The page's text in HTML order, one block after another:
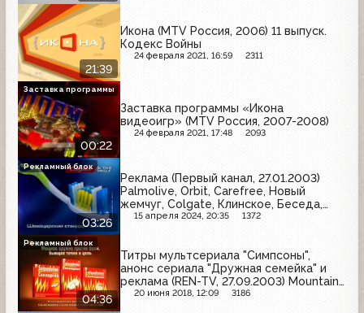
21:39
Икона (MTV Россия, 2006) 11 выпуск.
Кодекс Войны
24 февраля 2021, 16:59 2311
00:22
Заставка программы «Икона
видеоигр» (MTV Россия, 2007-2008)
24 февраля 2021, 17:48 2093
Заставка программы
03:26
Реклама (Первый канал, 27.01.2003)
Palmolive, Orbit, Carefree, Новый
жемчуг, Colgate, Клинское, Беседа,
Campina, Lady Speed Stick
15 апреля 2024, 20:35 1372
Рекламный блок
04:36
Титры мультсериала "Симпсоны",
анонс сериала "Дружная семейка" и
реклама (REN-TV, 27.09.2003) Mountain
Dew, Lay's, Fa, Chupa Chups, Solpadeine,
20 июня 2018, 12:09 3186
Рекламный блок